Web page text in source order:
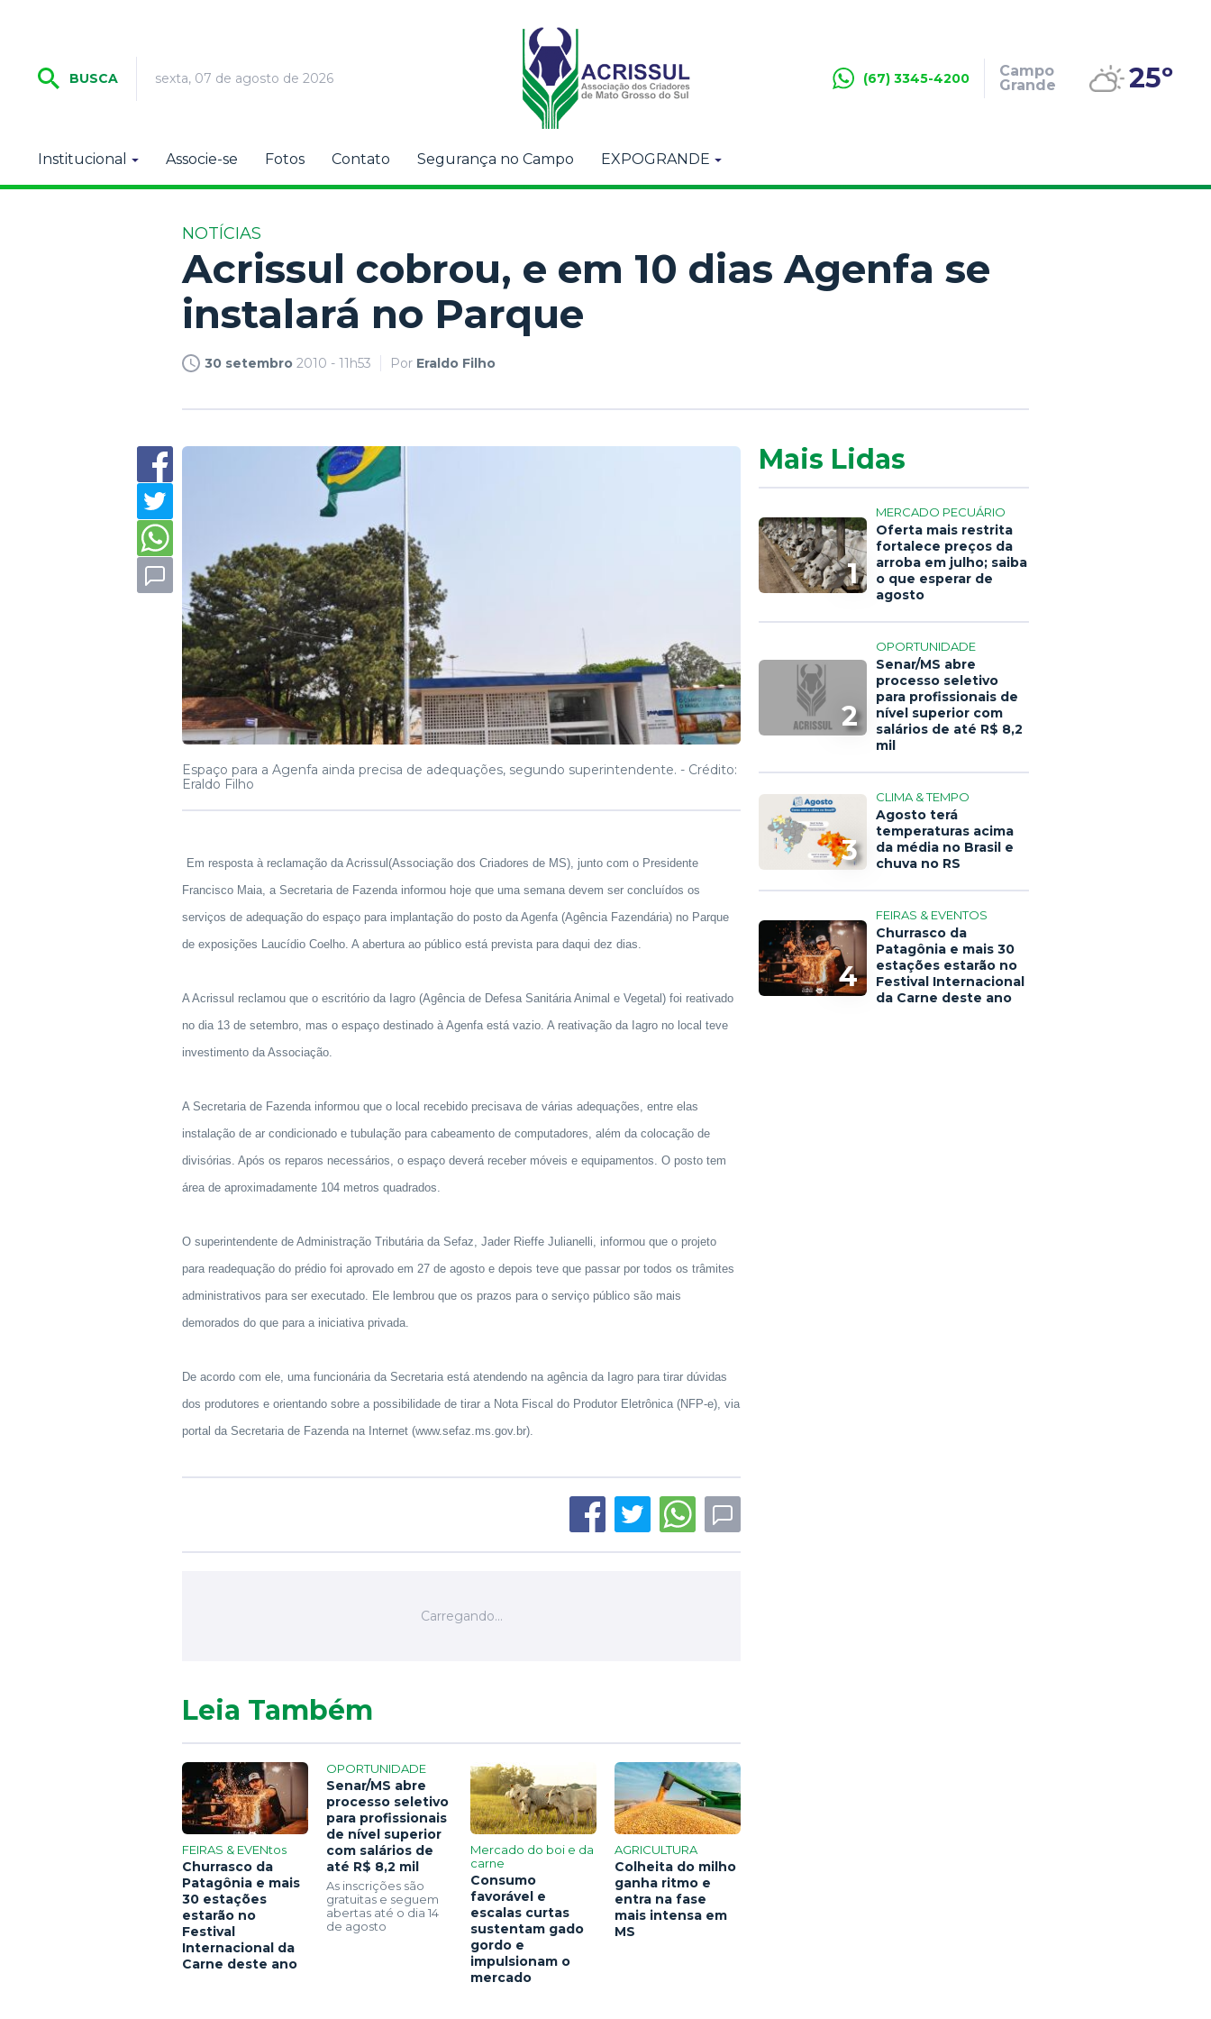
BUSCA sexta, 07 de agosto de 2026 (67) 3345-4200
Campo
Grande
25º
Institucional Associe-se Fotos Contato Segurança no Campo EXPOGRANDE
NOTÍCIAS
Acrissul cobrou, e em 10 dias Agenfa se
instalará no Parque
30 setembro 2010 - 11h53 Por Eraldo Filho
Espaço para a Agenfa ainda precisa de adequações, segundo superintendente. - Crédito:
Eraldo Filho
Em resposta à reclamação da Acrissul(Associação dos Criadores de MS), junto com o Presidente
Francisco Maia, a Secretaria de Fazenda informou hoje que uma semana devem ser concluídos os
serviços de adequação do espaço para implantação do posto da Agenfa (Agência Fazendária) no Parque
de exposições Laucídio Coelho. A abertura ao público está prevista para daqui dez dias.
A Acrissul reclamou que o escritório da Iagro (Agência de Defesa Sanitária Animal e Vegetal) foi reativado
no dia 13 de setembro, mas o espaço destinado à Agenfa está vazio. A reativação da Iagro no local teve
investimento da Associação.
A Secretaria de Fazenda informou que o local recebido precisava de várias adequações, entre elas
instalação de ar condicionado e tubulação para cabeamento de computadores, além da colocação de
divisórias. Após os reparos necessários, o espaço deverá receber móveis e equipamentos. O posto tem
área de aproximadamente 104 metros quadrados.
O superintendente de Administração Tributária da Sefaz, Jader Rieffe Julianelli, informou que o projeto
para readequação do prédio foi aprovado em 27 de agosto e depois teve que passar por todos os trâmites
administrativos para ser executado. Ele lembrou que os prazos para o serviço público são mais
demorados do que para a iniciativa privada.
De acordo com ele, uma funcionária da Secretaria está atendendo na agência da Iagro para tirar dúvidas
dos produtores e orientando sobre a possibilidade de tirar a Nota Fiscal do Produtor Eletrônica (NFP-e), via
portal da Secretaria de Fazenda na Internet (www.sefaz.ms.gov.br).
Mais Lidas
1
MERCADO PECUÁRIO
Oferta mais restrita
fortalece preços da
arroba em julho; saiba
o que esperar de
agosto
2
OPORTUNIDADE
Senar/MS abre
processo seletivo
para profissionais de
nível superior com
salários de até R$ 8,2
mil
3
CLIMA & TEMPO
Agosto terá
temperaturas acima
da média no Brasil e
chuva no RS
4
FEIRAS & EVENTOS
Churrasco da
Patagônia e mais 30
estações estarão no
Festival Internacional
da Carne deste ano
Leia Também
FEIRAS & EVENtos
Churrasco da
Patagônia e mais
30 estações
estarão no
Festival
Internacional da
Carne deste ano
OPORTUNIDADE
Senar/MS abre
processo seletivo
para profissionais
de nível superior
com salários de
até R$ 8,2 mil
As inscrições são
gratuitas e seguem
abertas até o dia 14
de agosto
Mercado do boi e da
carne
Consumo
favorável e
escalas curtas
sustentam gado
gordo e
impulsionam o
mercado
AGRICULTURA
Colheita do milho
ganha ritmo e
entra na fase
mais intensa em
MS